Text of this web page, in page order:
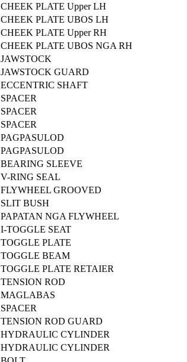
CHEEK PLATE Upper LH
CHEEK PLATE UBOS LH
CHEEK PLATE Upper RH
CHEEK PLATE UBOS NGA RH
JAWSTOCK
JAWSTOCK GUARD
ECCENTRIC SHAFT
SPACER
SPACER
SPACER
PAGPASULOD
PAGPASULOD
BEARING SLEEVE
V-RING SEAL
FLYWHEEL GROOVED
SLIT BUSH
PAPATAN NGA FLYWHEEL
I-TOGGLE SEAT
TOGGLE PLATE
TOGGLE BEAM
TOGGLE PLATE RETAIER
TENSION ROD
MAGLABAS
SPACER
TENSION ROD GUARD
HYDRAULIC CYLINDER
HYDRAULIC CYLINDER